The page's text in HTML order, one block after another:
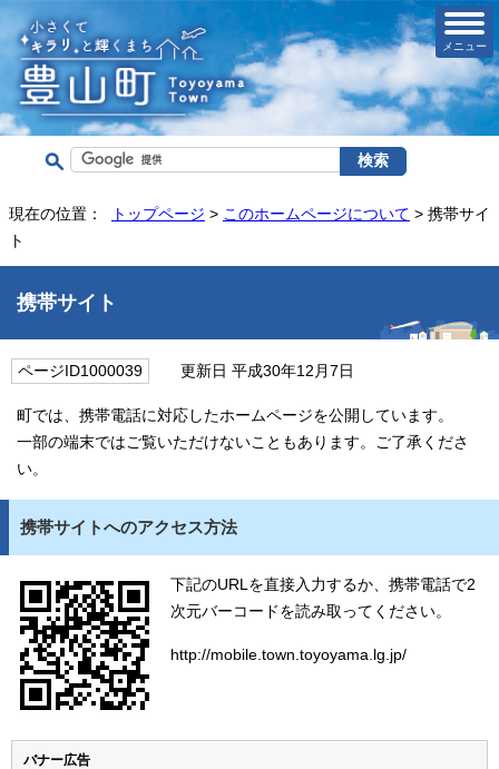
メニュー
現在の位置： トップページ > このホームページについて > 携帯サイ
ト
携帯サイト
ページID1000039 更新日 平成30年12月7日
町では、携帯電話に対応したホームページを公開しています。
一部の端末ではご覧いただけないこともあります。ご了承くださ
い。
携帯サイトへのアクセス方法
下記のURLを直接入力するか、携帯電話で2
次元バーコードを読み取ってください。
http://mobile.town.toyoyama.lg.jp/
バナー広告